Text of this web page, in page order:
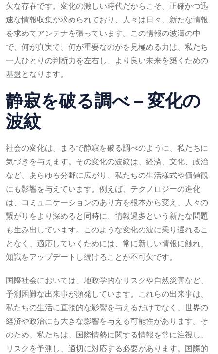
欠な存在です。変化の激しい時代だからこそ、正確かつ迅
速な情報収集が求められており、人々は日々、新たな情報
を求めてアンテナを張っています。この情報の波濤の中
で、何が真実で、何が重要なのかを見極める力は、私たち
一人ひとりの判断力を左右し、より良い未来を築くための
基盤となります。
静寂を破る調べ – 変化の
波紋
社会の変化は、まるで静寂を破る調べのように、私たちに
気づきを与えます。その変化の波紋は、経済、文化、政治
など、あらゆる分野に広がり、私たちの生活様式や価値観
にも影響を与えています。例えば、テクノロジーの進化
は、コミュニケーションのあり方を根本から変え、人々の
繋がりをより深めると同時に、情報過多という新たな問題
も生み出しています。このような変化の波に乗り遅れるこ
となく、適応していくためには、常に新しい情報に触れ、
知識をアップデートし続けることが不可欠です。
国際社会においては、地政学的なリスクや自然災害など、
予測困難な出来事が頻発しています。これらの出来事は、
私たちの生活に直接的な影響を与えるだけでなく、世界の
経済や政治にも大きな影響を与える可能性があります。そ
のため、私たちは、国際情勢に関する情報を常に注視し、
リスクを予測し、適切に対応する必要があります。国際的